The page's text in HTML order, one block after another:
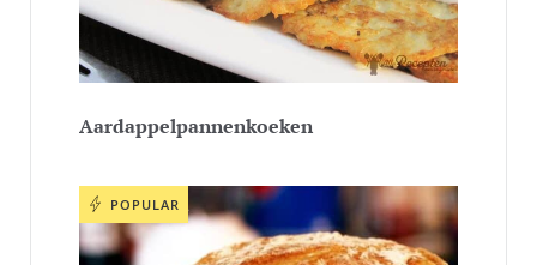
Aardappelpannenkoeken
POPULAR